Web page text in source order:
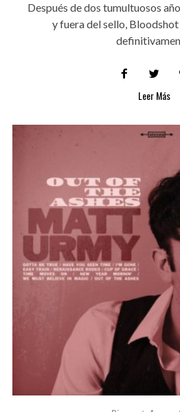
Después de dos tumultuosos
y fuera del sello,
Leer Más